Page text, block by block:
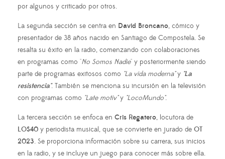
por algunos y criticado por otros.
La segunda sección se centra en David Broncano, cómico y
presentador de 38 años nacido en Santiago de Compostela. Se
resalta su éxito en la radio, comenzando con colaboraciones
en programas como "No Somos Nadie" y posteriormente siendo
parte de programas exitosos como "La vida moderna"y "La
resistencia". También se menciona su incursión en la televisión
con programas como "Late motiv"y "LocoMundo".
La tercera sección se enfoca en Cris Regatero, locutora de
LOS40 y periodista musical, que se convierte en jurado de OT
2023. Se proporciona información sobre su carrera, sus inicios
en la radio, y se incluye un juego para conocer más sobre ella.